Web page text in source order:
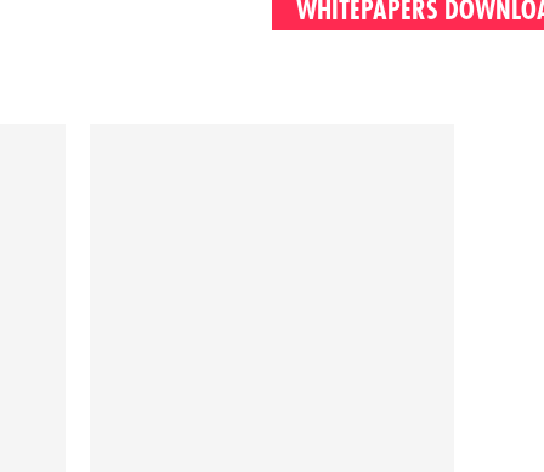
WHITEPAPERS